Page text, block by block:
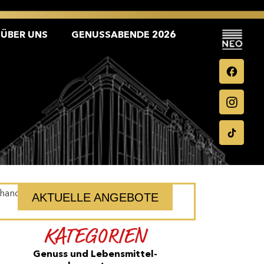
ÜBER UNS GENUSSABENDE 2026
AKTUELLE ANGEBOTE
KATEGORIEN
Genuss und Lebensmittel­